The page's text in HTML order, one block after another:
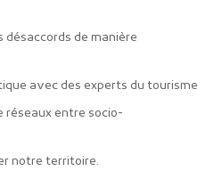
désaccords de manière
avec des experts du tourisme
réseaux entre socio-
notre territoire.